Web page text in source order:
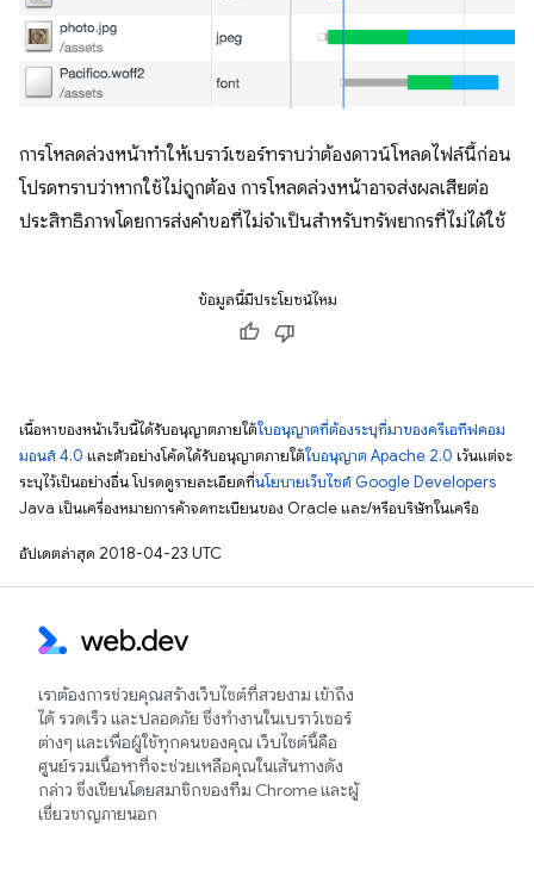
การโหลดล่วงหน้าทำให้เบราว์เซอร์ทราบว่าต้องดาวน์โหลดไฟล์นี้ก่อน
โปรดทราบว่าหากใช้ไม่ถูกต้อง การโหลดล่วงหน้าอาจส่งผลเสียต่อ
ประสิทธิภาพโดยการส่งคำขอที่ไม่จำเป็นสำหรับทรัพยากรที่ไม่ได้ใช้
ข้อมูลนี้มีประโยชน์ไหม
เนื้อหาของหน้าเว็บนี้ได้รับอนุญาตภายใต้ใบอนุญาตที่ต้องระบุที่มาของครีเอทีฟคอม
มอนส์ 4.0 และตัวอย่างโค้ดได้รับอนุญาตภายใต้ใบอนุญาต Apache 2.0 เว้นแต่จะ
ระบุไว้เป็นอย่างอื่น โปรดดูรายละเอียดที่นโยบายเว็บไซต์ Google Developers
Java เป็นเครื่องหมายการค้าจดทะเบียนของ Oracle และ/หรือบริษัทในเครือ
อัปเดตล่าสุด 2018-04-23 UTC
เราต้องการช่วยคุณสร้างเว็บไซต์ที่สวยงาม เข้าถึง
ได้ รวดเร็ว และปลอดภัย ซึ่งทำงานในเบราว์เซอร์
ต่างๆ และเพื่อผู้ใช้ทุกคนของคุณ เว็บไซต์นี้คือ
ศูนย์รวมเนื้อหาที่จะช่วยเหลือคุณในเส้นทางดัง
กล่าว ซึ่งเขียนโดยสมาชิกของทีม Chrome และผู้
เชี่ยวชาญภายนอก